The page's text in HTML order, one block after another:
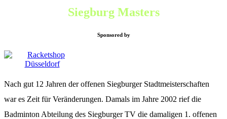
Siegburg Masters
Sponsored by
Nach gut 12 Jahren der offenen Siegburger Stadtmeisterschaften
war es Zeit für Veränderungen. Damals im Jahre 2002 rief die
Badminton Abteilung des Siegburger TV die damaligen 1. offenen